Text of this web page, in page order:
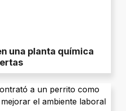
una planta química